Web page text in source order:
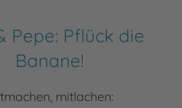
Pepe: Pflück die
Banane!
mitlachen: